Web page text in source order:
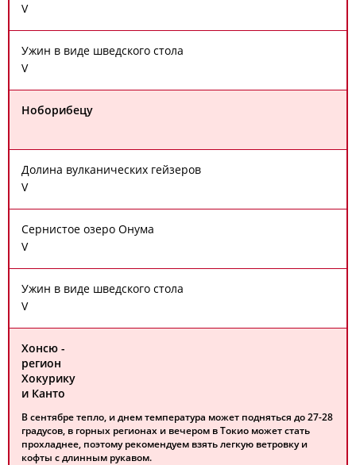
V
Ужин в виде шведского стола
V
Ноборибецу
Долина вулканических гейзеров
V
Сернистое озеро Онума
V
Ужин в виде шведского стола
V
Хонсю -
регион
Хокурику
и Канто
В сентябре тепло, и днем температура может подняться до 27-28
градусов, в горных регионах и вечером в Токио может стать
прохладнее, поэтому рекомендуем взять легкую ветровку и
кофты с длинным рукавом.